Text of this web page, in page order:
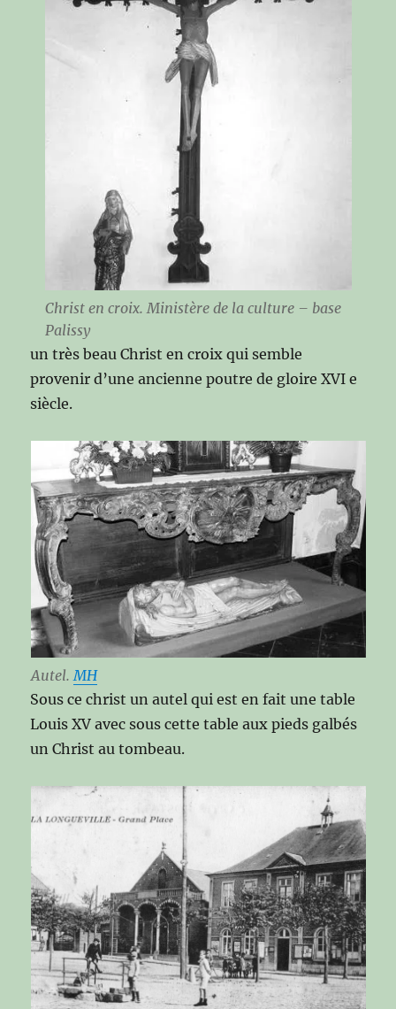
Christ en croix. Ministère de la culture – base
Palissy
un très beau Christ en croix qui semble
provenir d’une ancienne poutre de gloire XVI e
siècle.
Autel.MH
Sous ce christ un autel qui est en fait une table
Louis XV avec sous cette table aux pieds galbés
un Christ au tombeau.